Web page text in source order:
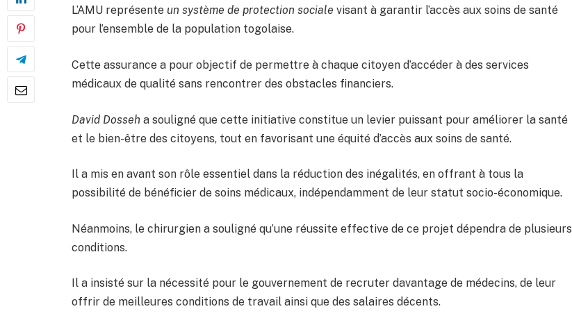
L’AMU représente un système de protection sociale visant à garantir l’accès aux soins de santé
pour l’ensemble de la population togolaise.
Cette assurance a pour objectif de permettre à chaque citoyen d’accéder à des services
médicaux de qualité sans rencontrer des obstacles financiers.
David Dosseh a souligné que cette initiative constitue un levier puissant pour améliorer la santé
et le bien-être des citoyens, tout en favorisant une équité d’accès aux soins de santé.
Il a mis en avant son rôle essentiel dans la réduction des inégalités, en offrant à tous la
possibilité de bénéficier de soins médicaux, indépendamment de leur statut socio-économique.
Néanmoins, le chirurgien a souligné qu’une réussite effective de ce projet dépendra de plusieurs
conditions.
Il a insisté sur la nécessité pour le gouvernement de recruter davantage de médecins, de leur
offrir de meilleures conditions de travail ainsi que des salaires décents.